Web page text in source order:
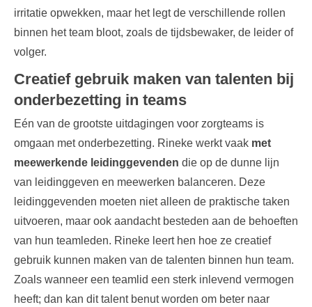
irritatie opwekken, maar het legt de verschillende rollen
binnen het team bloot, zoals de tijdsbewaker, de leider of
volger.
Creatief gebruik maken van talenten bij
onderbezetting in teams
Eén van de grootste uitdagingen voor zorgteams is
omgaan met onderbezetting. Rineke werkt vaak met
meewerkende leidinggevenden die op de dunne lijn
van leidinggeven en meewerken balanceren. Deze
leidinggevenden moeten niet alleen de praktische taken
uitvoeren, maar ook aandacht besteden aan de behoeften
van hun teamleden. Rineke leert hen hoe ze creatief
gebruik kunnen maken van de talenten binnen hun team.
Zoals wanneer een teamlid een sterk inlevend vermogen
heeft; dan kan dit talent benut worden om beter naar